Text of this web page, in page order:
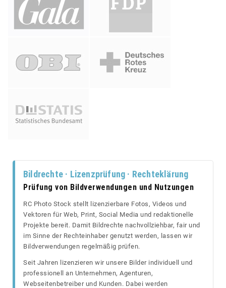
Bildrechte · Lizenzprüfung · Rechteklärung
Prüfung von Bildverwendungen und Nutzungen
RC Photo Stock stellt lizenzierbare Fotos, Videos und
Vektoren für Web, Print, Social Media und redaktionelle
Projekte bereit. Damit Bildrechte nachvollziehbar, fair und
im Sinne der Rechteinhaber genutzt werden, lassen wir
Bildverwendungen regelmäßig prüfen.
Seit Jahren lizenzieren wir unsere Bilder individuell und
professionell an Unternehmen, Agenturen,
Webseitenbetreiber und Kunden. Dabei werden